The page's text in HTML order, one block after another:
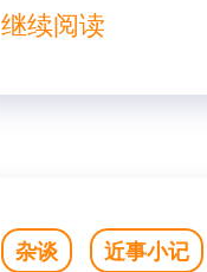
继续阅读
杂谈 近事小记